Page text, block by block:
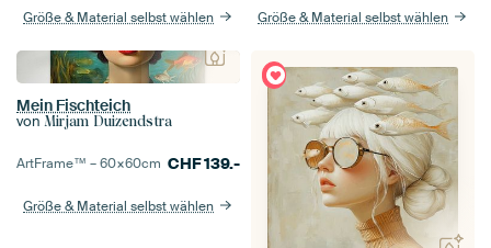
Größe & Material selbst wählen Größe & Material selbst wählen
Mein Fischteich
von Mirjam Duizendstra
ArtFrame™ –60×60cm CHF139.-
Größe & Material selbst wählen